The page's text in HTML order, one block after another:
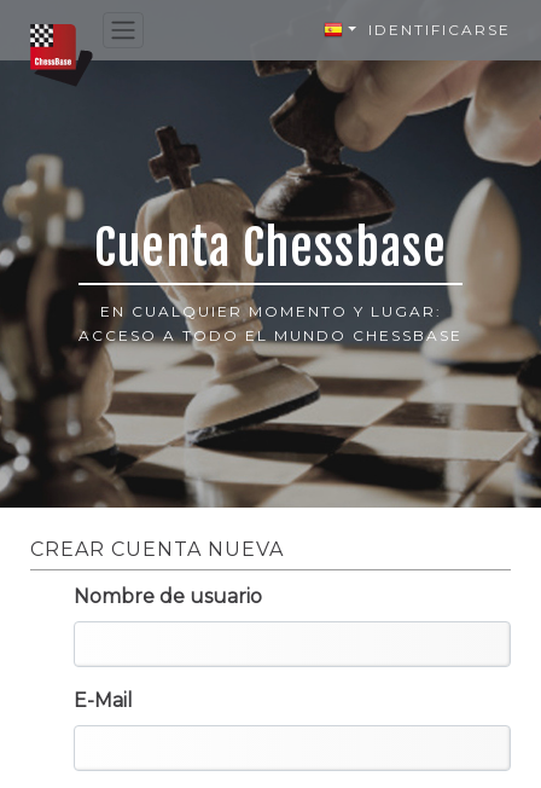
IDENTIFICARSE
Cuenta Chessbase
EN CUALQUIER MOMENTO Y LUGAR:
ACCESO A TODO EL MUNDO CHESSBASE
CREAR CUENTA NUEVA
Nombre de usuario
E-Mail